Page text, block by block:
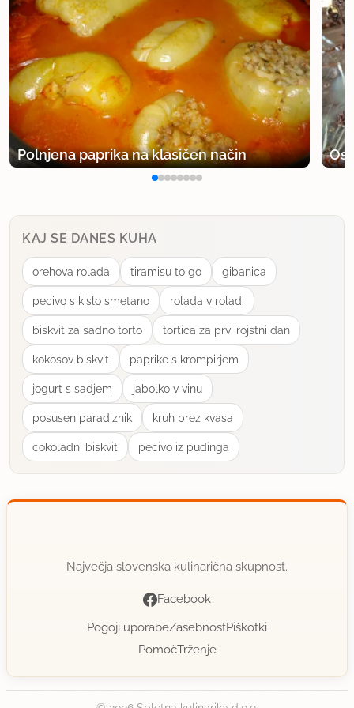
Polnjena paprika na klasičen način
KAJ SE DANES KUHA
orehova rolada tiramisu to go gibanica
pecivo s kislo smetano rolada v roladi
biskvit za sadno torto tortica za prvi rojstni dan
kokosov biskvit paprike s krompirjem
jogurt s sadjem jabolko v vinu
posusen paradiznik kruh brez kvasa
cokoladni biskvit pecivo iz pudinga
Največja slovenska kulinarična skupnost.
Facebook
Pogoji uporabeZasebnostPiškotki
PomočTrženje